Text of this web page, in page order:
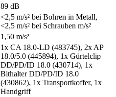
89 dB
<2,5 m/s² bei Bohren in Metall,
<2,5 m/s² bei Schrauben m/s²
1,50 m/s²
1x CA 18.0-LD (483745), 2x AP
18.0/5.0 (445894), 1x Gürtelclip
DD/PD/ID 18.0 (430714), 1x
Bithalter DD/PD/ID 18.0
(430862), 1x Transportkoffer, 1x
Handgriff